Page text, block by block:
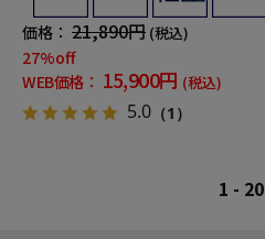
価格： 21,890円 (税込)
27%off
WEB価格： 15,900円 (税込)
5.0 （1）
1 - 20